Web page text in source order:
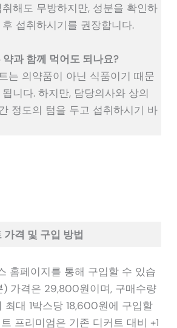
해도 무방하지만, 성분을 확인하
섭취하시기를 권장합니다.
과 함께 먹어도 되나요?
는 의약품이 아닌 식품이기 때문
니다. 하지만, 담당의사와 상의
정도의 텀을 두고 섭취하시기 바
격 및 구입 방법
홈페이지를 통해 구입할 수 있습
) 가격은 29,800원이며, 구매수량
최대 1박스당 18,600원에 구입할
프리미엄은 기존 디커트 대비 +1